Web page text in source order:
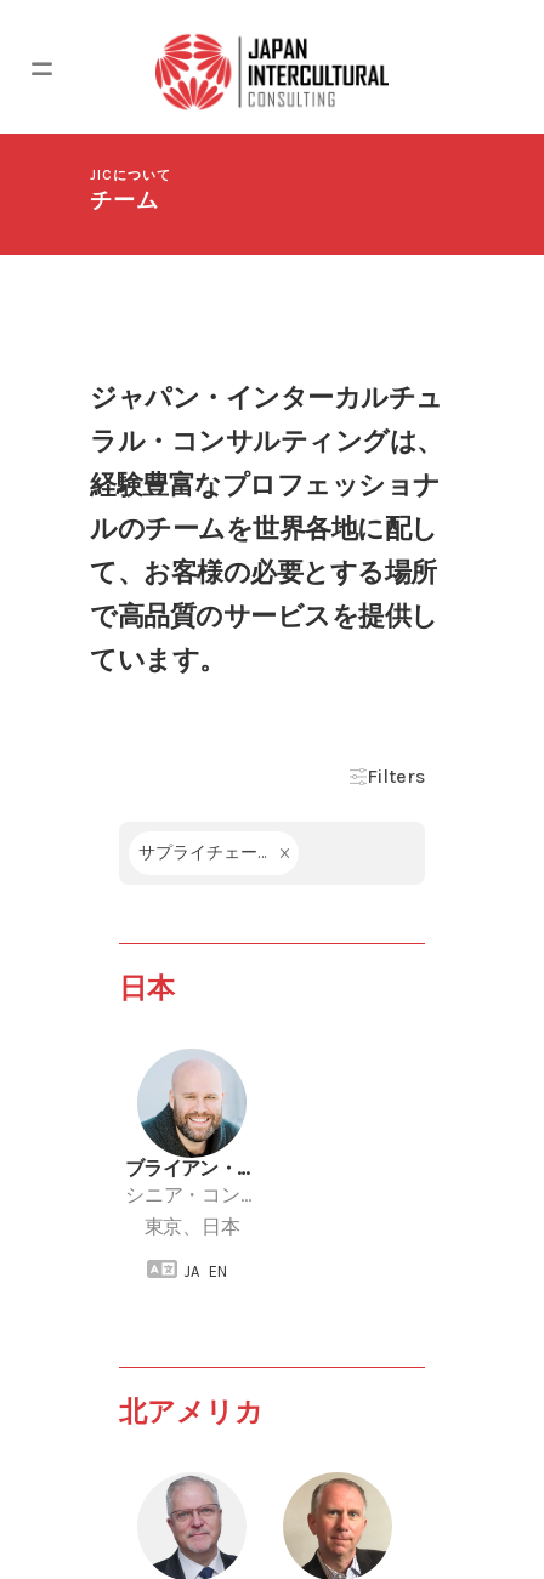
JICについて
チーム
ジャパン・インターカルチュ
ラル・コンサルティングは、
経験豊富なプロフェッショナ
ルのチームを世界各地に配し
て、お客様の必要とする場所
で高品質のサービスを提供し
ています。
Filters
サプライチェーン / 物流 / 在庫管理
日本
ブライアン・ジェイカップ
シニア・コンサルタント
東京、日本
JA EN
北アメリカ